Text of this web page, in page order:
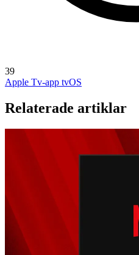
39
Apple Tv-app tvOS
Relaterade artiklar